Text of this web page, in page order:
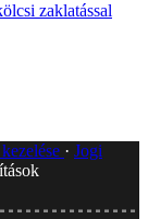
zaklatással
Jogi